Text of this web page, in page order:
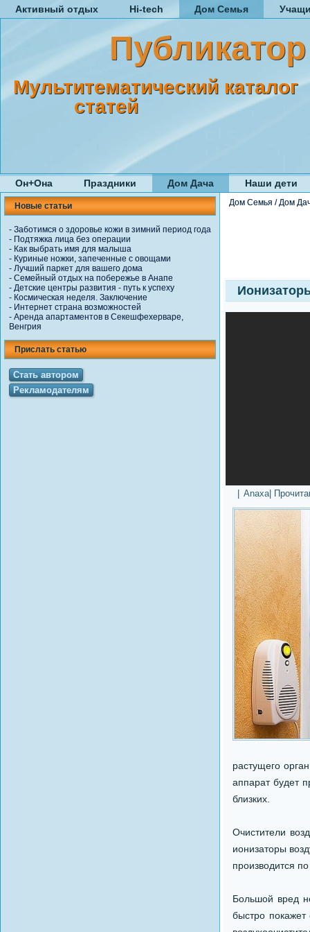
Активный отдых Hi-tech Дом Семья
Публикатор
Мультитематический каталог
статей
Он+Она Праздники Дом Дача Наши дети
Новые статьи
- Заботимся о здоровье кожи в зимний период года
- Подтяжка лица без операции
- Как выбрать имя для малыша
- Куриные ножки, запеченные с овощами
- Лучший паркет для вашего дома
- Семейный отдых на побережье в Анапе
- Детские центры развития - путь к успеху
- Космическая неделя. Заключение
- Интернет страна возможностей
- Аренда апартаментов в Секешфехерваре,
Венгрия
Прислать статью
Стать автором
Рекламодателям
Дом Семья /Дом
Anaxa|
растущего
аппарат будет
близких.
Очистители
ионизаторы
производится
Большой вред
быстро покажет